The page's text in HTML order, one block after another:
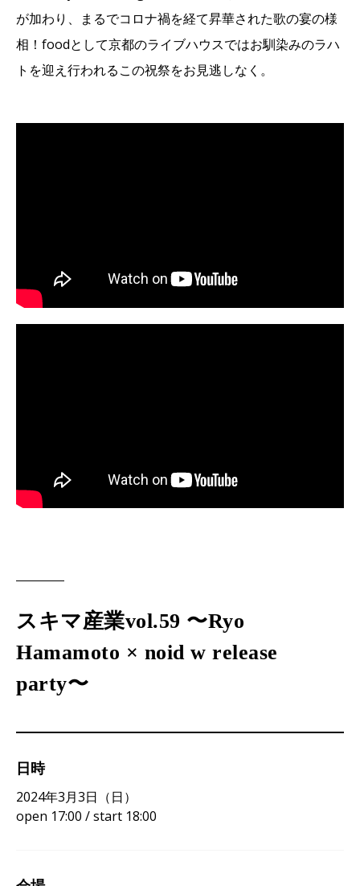
が加わり、まるでコロナ禍を経て昇華された歌の宴の様
相！foodとして京都のライブハウスではお馴染みのラハ
トを迎え行われるこの祝祭をお見逃しなく。
スキマ産業vol.59 〜Ryo
Hamamoto × noid w release
party〜
日時
2024年3月3日（日）
open 17:00 / start 18:00